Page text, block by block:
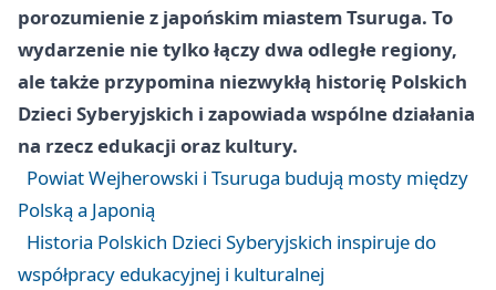
porozumienie z japońskim miastem Tsuruga. To
wydarzenie nie tylko łączy dwa odległe regiony,
ale także przypomina niezwykłą historię Polskich
Dzieci Syberyjskich i zapowiada wspólne działania
na rzecz edukacji oraz kultury.
Powiat Wejherowski i Tsuruga budują mosty między
Polską a Japonią
Historia Polskich Dzieci Syberyjskich inspiruje do
współpracy edukacyjnej i kulturalnej